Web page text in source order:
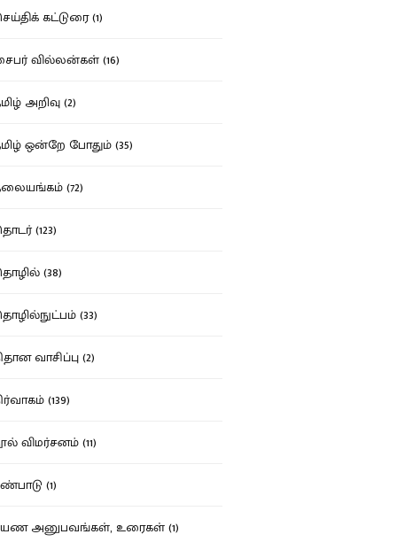
கட்டுரை (1)
வில்லன்கள் (16)
அறிவு (2)
ஒன்றே போதும் (35)
(72)
(123)
(38)
(33)
வாசிப்பு (2)
(139)
விமர்சனம் (11)
(1)
அனுபவங்கள், உரைகள் (1)